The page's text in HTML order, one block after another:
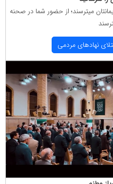
میترسند؛ از حضور شما در صحنه
نهادهای مردمی